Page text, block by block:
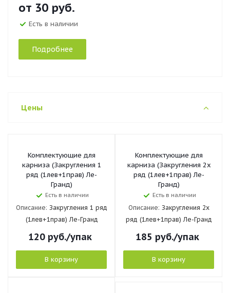
от 30 руб.
Есть в наличии
Подробнее
Цены
Комплектующие для
карниза (Закругления 1
ряд (1лев+1прав) Ле-
Гранд)
Есть в наличии
Описание: Закругления 1 ряд
(1лев+1прав) Ле-Гранд
120руб./упак
В корзину
Комплектующие для
карниза (Закругления 2х
ряд (1лев+1прав) Ле-
Гранд)
Есть в наличии
Описание: Закругления 2х
ряд (1лев+1прав) Ле-Гранд
185 руб./упак
В корзину